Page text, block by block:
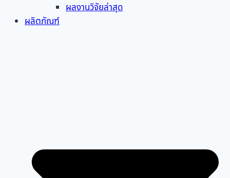
ผลงานวิจัยล่าสุด
ผลิตภัณฑ์